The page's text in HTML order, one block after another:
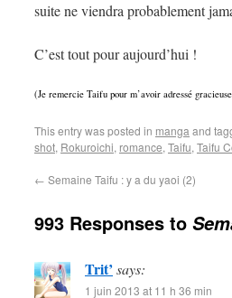
suite ne viendra probablement
C’est tout pour aujourd’hui !
(Je remercie Taifu pour m’avoir adressé
This entry was posted in mangaand
shot, Rokuroichi, romance,Taifu,Taifu
← Semaine Taifu : y a du yaoi (2)
993 Responses to
Trit’ says:
1 juin 2013 at 11 h 36 min